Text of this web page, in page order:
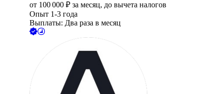
от 100 000 ₽ за месяц, до вычета налогов
Опыт 1-3 года
Выплаты: Два раза в месяц